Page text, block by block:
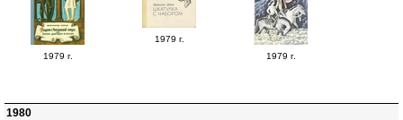
1979 г.
1979 г.
1979 г.
1980